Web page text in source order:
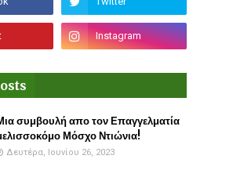
συμβουλή απο τον Επαγγελματία
Μόσχο Ντιώνια!
Δευτέρα, Ιουνίου 26, 2023